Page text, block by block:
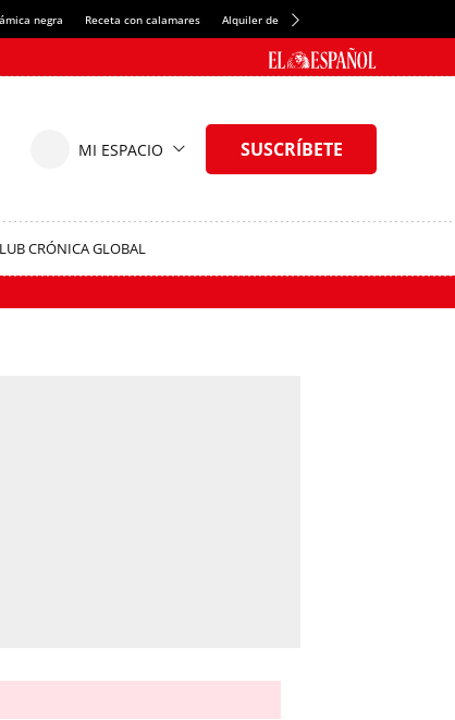
negra Receta con calamares Alquiler de habitaciones en España
CRÓNICA GLOBAL